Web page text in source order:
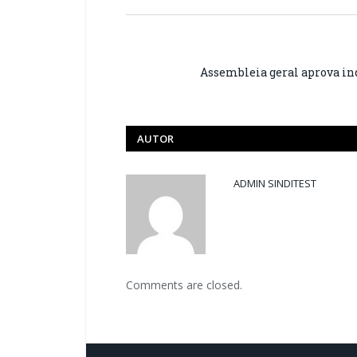
Assembleia geral aprova
AUTOR
ADMIN SINDITEST
Comments are closed.